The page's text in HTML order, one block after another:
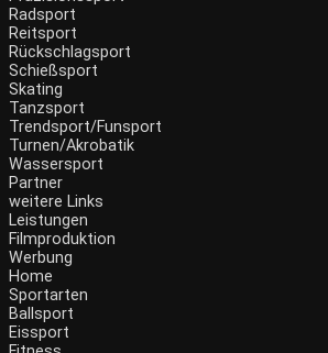
Radsport
Reitsport
Rückschlagsport
Schießsport
Skating
Tanzsport
Trendsport/Funsport
Turnen/Akrobatik
Wassersport
Partner
weitere Links
Leistungen
Filmproduktion
Werbung
Home
Sportarten
Ballsport
Eissport